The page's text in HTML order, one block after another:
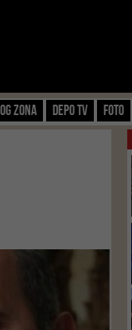
zona Depo TV FOTO